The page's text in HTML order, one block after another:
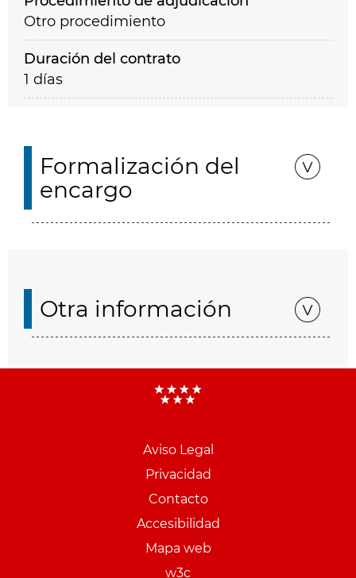
Otro procedimiento
Duración del contrato
1 días
Formalización del
encargo
Otra información
Aviso Legal
Privacidad
Contacto
Accesibilidad
Mapa web
w3c